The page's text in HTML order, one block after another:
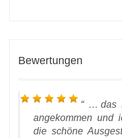
Bewertungen
… das
angekommen und
die schöne